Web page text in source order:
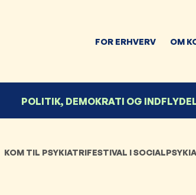
FOR ERHVERV OM
POLITIK, DEMOKRATI OG
KOM TIL PSYKIATRIFESTIVAL I